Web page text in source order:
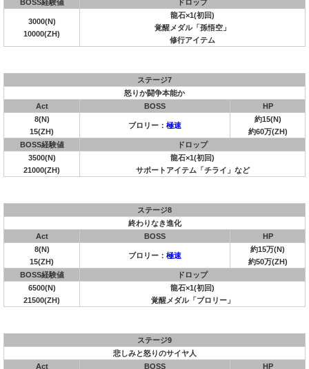
BOSS経験値
ドロップ
3000(N)
10000(ZH)
龍石×1(初回)
覚醒メダル「孫悟空」
修行アイテム
ステージ7
怒りか闘争本能か
Act
BOSS
HP
8(N)
15(ZH)
ブロリー： 極速
約15(N)
約60万(ZH)
BOSS経験値
ドロップ
3500(N)
21000(ZH)
龍石×1(初回)
サポートアイテム「チライ」など
ステージ8
終わりなき進化
Act
BOSS
HP
8(N)
15(ZH)
ブロリー： 極速
約15万(N)
約50万(ZH)
BOSS経験値
ドロップ
6500(N)
21500(ZH)
龍石×1(初回)
覚醒メダル「ブロリー」
ステージ9
悲しみと怒りのサイヤ人
Act
BOSS
HP